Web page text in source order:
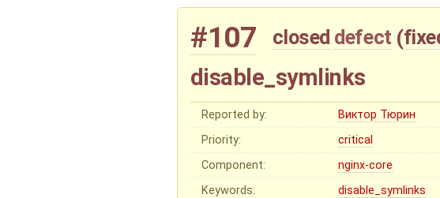
#107 closed defect (
disable_symlinks
Reported by: Виктор Тюрин
Priority:
critical
Component:
nginx-core
Keywords:
disable_symlinks